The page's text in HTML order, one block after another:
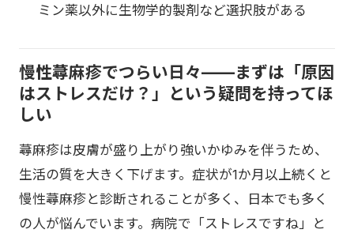
ミン薬以外に生物学的製剤など選択肢がある
慢性蕁麻疹でつらい日々——まずは「原因
はストレスだけ？」という疑問を持ってほ
しい
蕁麻疹は皮膚が盛り上がり強いかゆみを伴うため、
生活の質を大きく下げます。症状が1か月以上続くと
慢性蕁麻疹と診断されることが多く、日本でも多く
の人が悩んでいます。病院で「ストレスですね」と